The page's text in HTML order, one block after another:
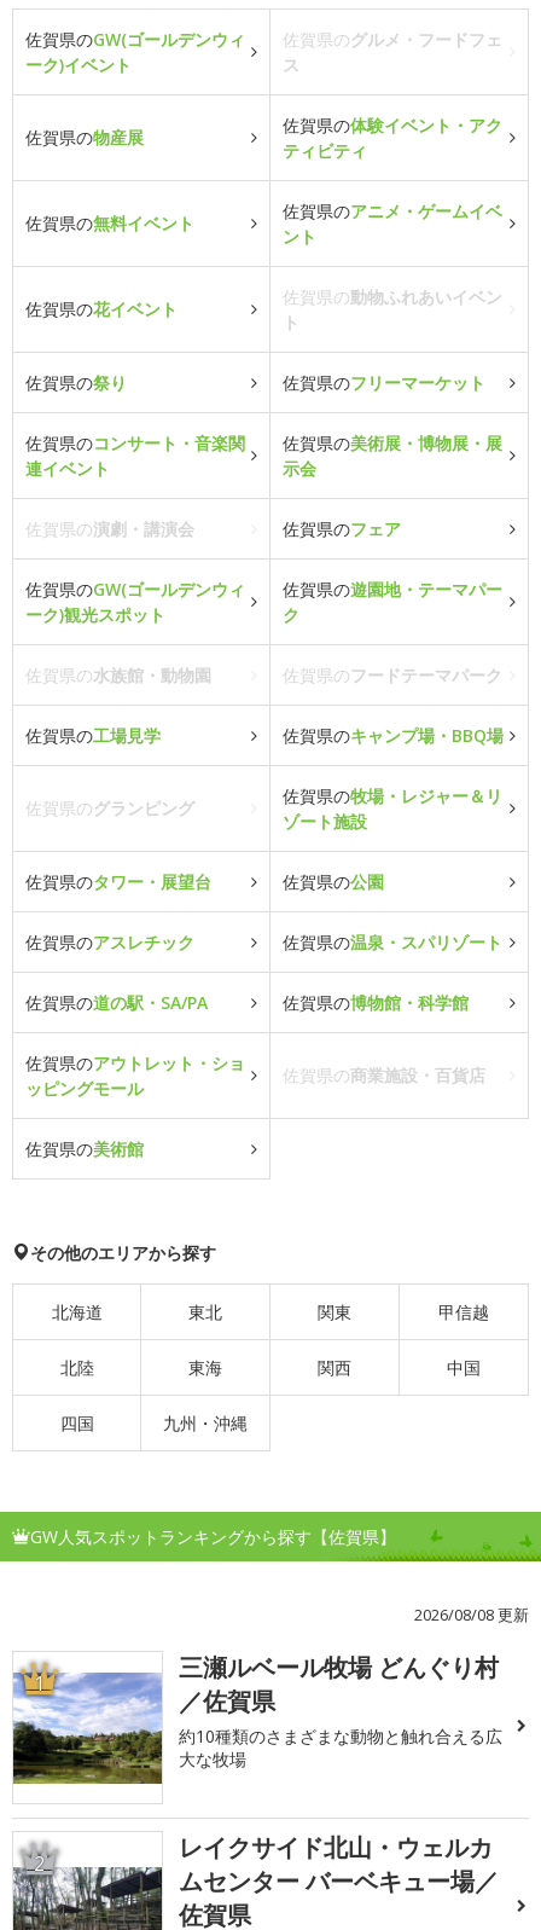
佐賀県のGW(ゴールデンウィ
ーク)イベント
佐賀県のグルメ・フードフェ
ス
佐賀県の物産展
佐賀県の体験イベント・アク
ティビティ
佐賀県の無料イベント
佐賀県のアニメ・ゲームイベ
ント
佐賀県の花イベント
佐賀県の動物ふれあいイベン
ト
佐賀県の祭り 佐賀県のフリーマーケット
佐賀県のコンサート・音楽関
連イベント
佐賀県の美術展・博物展・展
示会
佐賀県の演劇・講演会 佐賀県のフェア
佐賀県のGW(ゴールデンウィ
ーク)観光スポット
佐賀県の遊園地・テーマパー
ク
佐賀県の水族館・動物園 佐賀県のフードテーマパーク
佐賀県の工場見学 佐賀県のキャンプ場・BBQ場
佐賀県のグランピング
佐賀県の牧場・レジャー＆リ
ゾート施設
佐賀県のタワー・展望台 佐賀県の公園
佐賀県のアスレチック 佐賀県の温泉・スパリゾート
佐賀県の道の駅・SA/PA 佐賀県の博物館・科学館
佐賀県のアウトレット・ショ
ッピングモール
佐賀県の商業施設・百貨店
佐賀県の美術館
その他のエリアから探す
北海道 東北 関東 甲信越
北陸 東海 関西 中国
四国 九州・沖縄
GW人気スポットランキングから探す【佐賀県】
2026/08/08 更新
1
三瀬ルベール牧場 どんぐり村
／佐賀県
約10種類のさまざまな動物と触れ合える広
大な牧場
2
レイクサイド北山・ウェルカ
ムセンター バーベキュー場／
佐賀県